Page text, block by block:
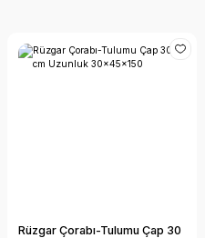
Rüzgar Çorabı-Tulumu Çap 30